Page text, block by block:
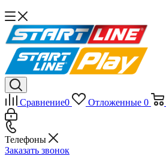
Сравнение0 Отложенные 0
Телефоны
Заказать звонок